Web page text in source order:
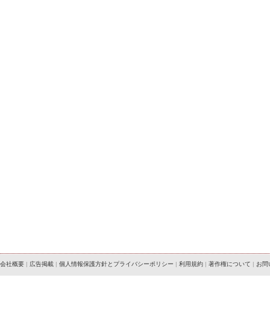
会社概要 | 広告掲載 | 個人情報保護方針とプライバシーポリシー | 利用規約 | 著作権について | お問